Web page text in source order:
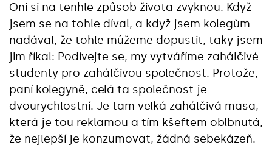
Oni si na tenhle způsob života zvyknou. Když
jsem se na tohle díval, a když jsem kolegům
nadával, že tohle můžeme dopustit, taky jsem
jim říkal: Podívejte se, my vytváříme zahálčivé
studenty pro zahálčivou společnost. Protože,
paní kolegyně, celá ta společnost je
dvourychlostní. Je tam velká zahálčivá masa,
která je tou reklamou a tím kšeftem oblbnutá,
že nejlepší je konzumovat, žádná sebekázeň.